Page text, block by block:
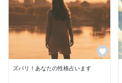
ズバリ！あなたの性格占います